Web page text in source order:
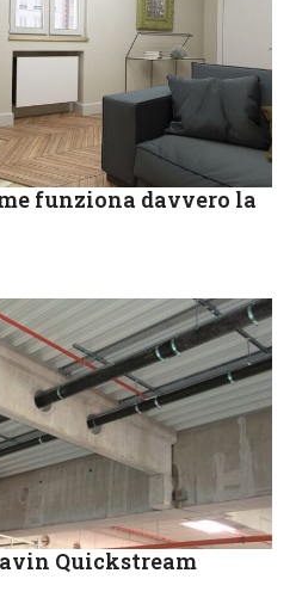
funziona davvero la
Quickstream